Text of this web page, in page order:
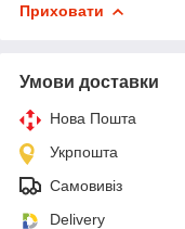
Приховати
Умови доставки
Нова Пошта
Укрпошта
Самовивіз
Delivery